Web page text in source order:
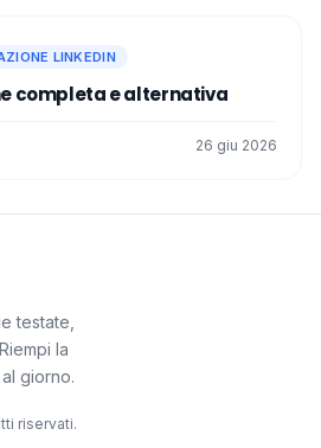
LINKEDIN
completa e alternativa
26 giu 2026
testate,
la
giorno.
riservati.